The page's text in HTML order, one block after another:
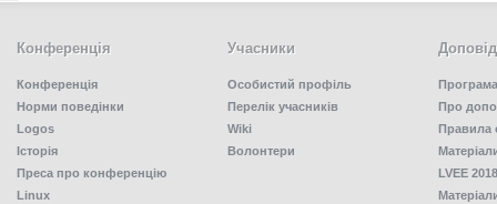
Конференція
Конференція
Норми поведінки
Logos
Історія
Преса про конференцію
Linux
Учасники
Особистий профіль
Перелік учасників
Wiki
Волонтери
Про
Правила
LVEE